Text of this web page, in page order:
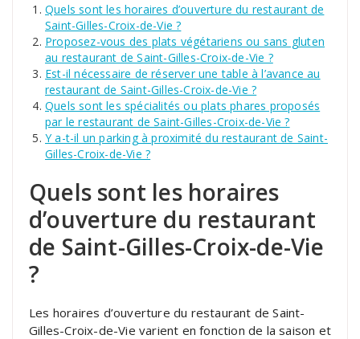
Quels sont les horaires d’ouverture du restaurant de
Saint-Gilles-Croix-de-Vie ?
Proposez-vous des plats végétariens ou sans gluten
au restaurant de Saint-Gilles-Croix-de-Vie ?
Est-il nécessaire de réserver une table à l’avance au
restaurant de Saint-Gilles-Croix-de-Vie ?
Quels sont les spécialités ou plats phares proposés
par le restaurant de Saint-Gilles-Croix-de-Vie ?
Y a-t-il un parking à proximité du restaurant de Saint-
Gilles-Croix-de-Vie ?
Quels sont les horaires
d’ouverture du restaurant
de Saint-Gilles-Croix-de-Vie
?
Les horaires d’ouverture du restaurant de Saint-
Gilles-Croix-de-Vie varient en fonction de la saison et